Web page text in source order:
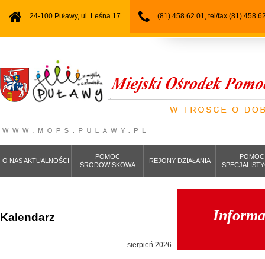
24-100 Puławy, ul. Leśna 17 (81) 458 62 01, tel/fax (81) 458
O NAS AKTUALNOŚCI
POMOC
ŚRODOWISKOWA
REJONY DZIAŁANIA
POMOC
Kalendarz
sierpień 2026